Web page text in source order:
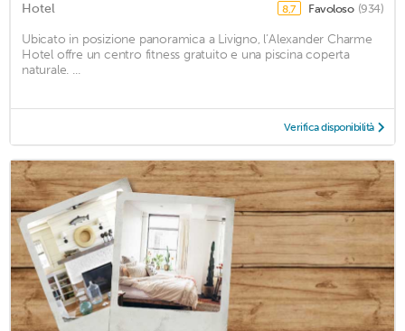
Hotel 8,7 Favoloso (934)
Ubicato in posizione panoramica a Livigno, l’Alexander Charme
Hotel offre un centro fitness gratuito e una piscina coperta
naturale. ...
Verifica disponibilità